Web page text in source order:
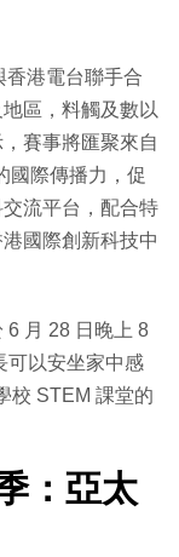
港電台聯手合
區，料觸及數以
賽事將匯聚來自
國際傳播力，促
流平台，配合特
國際創新科技中
6 月 28 日晚上 8
可以安坐家中感
校 STEM 課堂的
：亞太